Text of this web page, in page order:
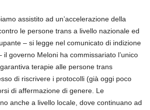
assistito ad un’accelerazione della
le persone trans a livello nazionale ed
– si legge nel comunicato di indizione
il governo Meloni ha commissariato l’unico
terapie alle persone trans
di riscrivere i protocolli (già oggi poco
di affermazione di genere. Le
anche a livello locale, dove continuano ad